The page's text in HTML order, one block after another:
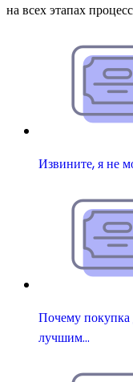
на всех этапах
Извините, я не
Почему покупка
лучшим…